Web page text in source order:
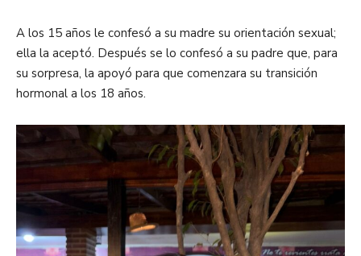
A los 15 años le confesó a su madre su orientación sexual;
ella la aceptó. Después se lo confesó a su padre que, para
su sorpresa, la apoyó para que comenzara su transición
hormonal a los 18 años.